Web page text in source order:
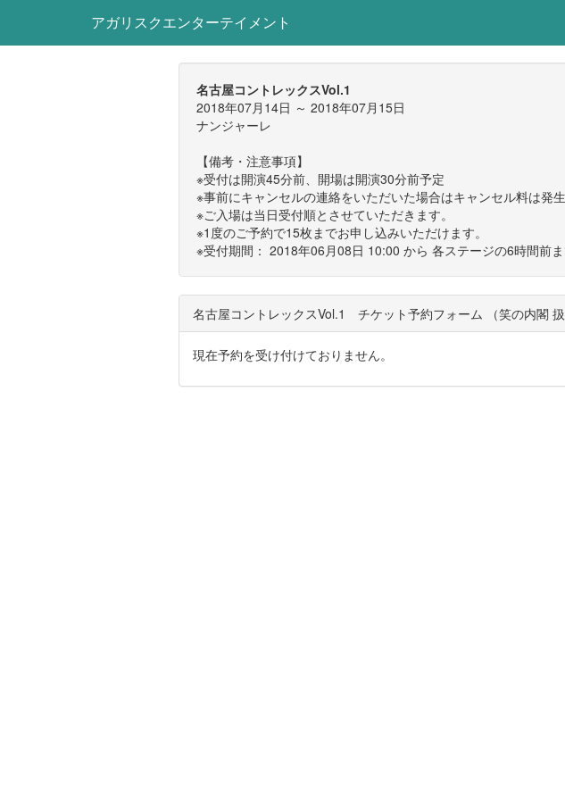
アガリスクエンターテイメント
名古屋コントレックスVol.1
2018年07月14日 ～ 2018年07月15日
ナンジャーレ
【備考・注意事項】
※受付は開演45分前、開場は開演30分前予定
※事前にキャンセルの連絡をいただいた場合はキャンセル料は発生
※ご入場は当日受付順とさせていただきます。
※1度のご予約で15枚までお申し込みいただけます。
※受付期間： 2018年06月08日 10:00 から 各ステージの6時間前
名古屋コントレックスVol.1 チケット予約フォーム （笑の内閣 扱
現在予約を受け付けておりません。